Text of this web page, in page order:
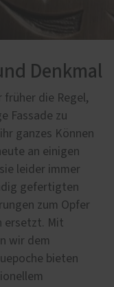
Denkmal
früher die Regel,
Fassade zu
ganzes Können
an einigen
leider immer
gefertigten
zum Opfer
ersetzt. Mit
wir dem
bieten